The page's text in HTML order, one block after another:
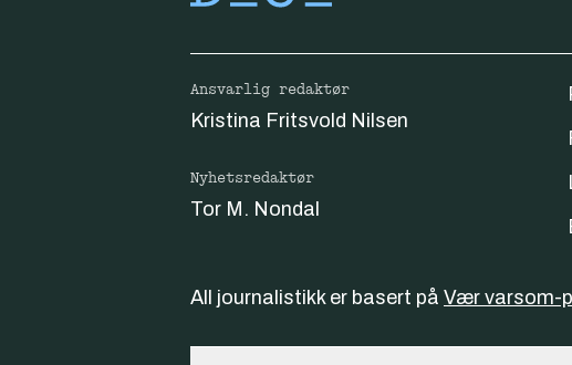
Ansvarlig redaktør
Kristina Fritsvold Nilsen
Nyhetsredaktør
Tor M. Nondal
All journalistikk er basert på Vær varsom-